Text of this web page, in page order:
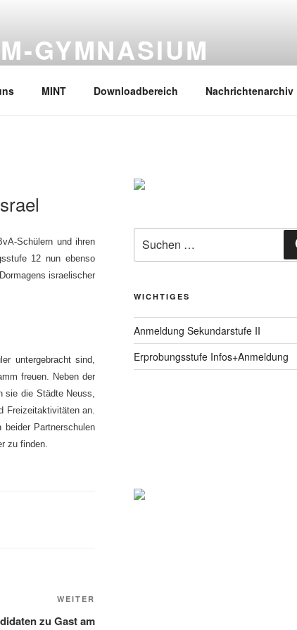
GYMNASIUM
MINT Downloadbereich Nachrichtenarchiv
Schülern und ihren
12 nun ebenso
israelischer
untergebracht sind,
freuen. Neben der
sie die Städte Neuss,
Freizeitaktivitäten an.
Partnerschulen
zu finden.
Beitrag
WEITER
zu Gast am
nach:
WICHTIGES
Anmeldung Sekundarstufe II
Erprobungsstufe Infos+Anmeldung